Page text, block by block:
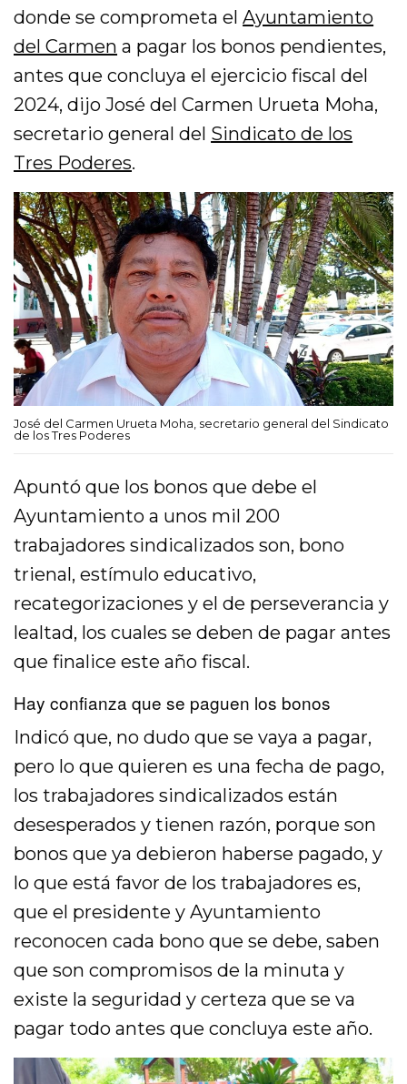
donde se comprometa elAyuntamiento
del Carmen a pagar los bonos pendientes,
antes que concluya el ejercicio fiscal del
2024, dijo José del Carmen Urueta Moha,
secretario general del Sindicato de los
Tres Poderes.
José del Carmen Urueta Moha, secretario general del Sindicato
de los Tres Poderes
Apuntó que los bonos que debe el
Ayuntamiento a unos mil 200
trabajadores sindicalizados son, bono
trienal, estímulo educativo,
recategorizaciones y el de perseverancia y
lealtad, los cuales se deben de pagar antes
que finalice este año fiscal.
Hay confianza que se paguen los bonos
Indicó que, no dudo que se vaya a pagar,
pero lo que quieren es una fecha de pago,
los trabajadores sindicalizados están
desesperados y tienen razón, porque son
bonos que ya debieron haberse pagado, y
lo que está favor de los trabajadores es,
que el presidente y Ayuntamiento
reconocen cada bono que se debe, saben
que son compromisos de la minuta y
existe la seguridad y certeza que se va
pagar todo antes que concluya este año.